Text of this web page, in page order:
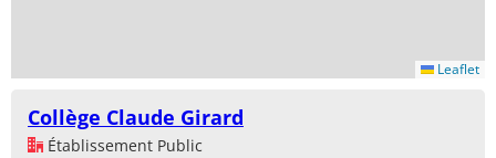
Leaflet
Collège Claude Girard
Établissement Public